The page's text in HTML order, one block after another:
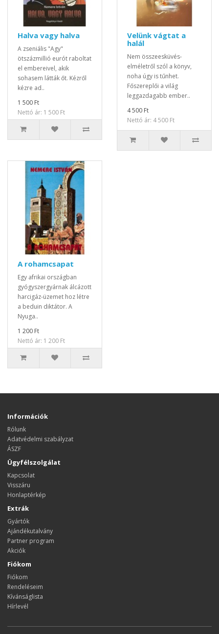
Halva vagy halva
A zseniális "Agy"
ötszázmillió eurót raboltat
el embereivel, akik
sohasem látták őt. Kézről
kézre ad..
1 500 Ft
Nettó ár: 1 500 Ft
Velünk vágtat a
halál
Nem összeesküvés-
elméletről szól a könyv,
noha úgy is tűnhet.
Főszereplői a világ
leggazdagabb ember..
4 500 Ft
Nettó ár: 4 500 Ft
A rohamcsapat
Egy afrikai országban
gyógyszergyárnak álcázott
harcigáz-üzemet hoz létre
a beduin diktátor. A
Nyuga..
1 200 Ft
Nettó ár: 1 200 Ft
Információk
Rólunk
Adatvédelmi szabályzat
ÁSZF
Ügyfélszolgálat
Kapcsolat
Visszáru
Honlaptérkép
Extrák
Gyártók
Ajándékutalvány
Partner program
Akciók
Fiókom
Fiókom
Rendeléseim
Kívánságlista
Hírlevél